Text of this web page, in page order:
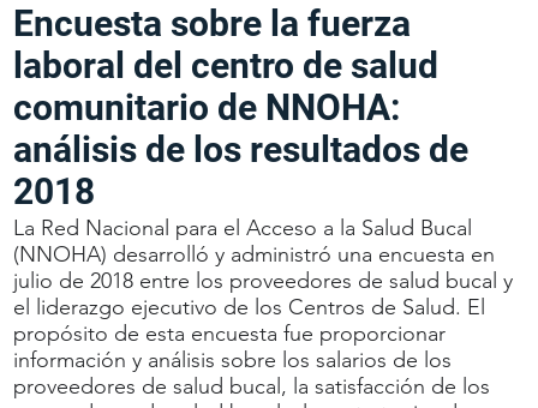
Encuesta sobre la fuerza
laboral del centro de salud
comunitario de NNOHA:
análisis de los resultados de
2018
La Red Nacional para el Acceso a la Salud Bucal
(NNOHA) desarrolló y administró una encuesta en
julio de 2018 entre los proveedores de salud bucal y
el liderazgo ejecutivo de los Centros de Salud. El
propósito de esta encuesta fue proporcionar
información y análisis sobre los salarios de los
proveedores de salud bucal, la satisfacción de los